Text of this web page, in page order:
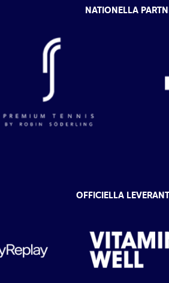
NATIONELLA
OFFICIELLA